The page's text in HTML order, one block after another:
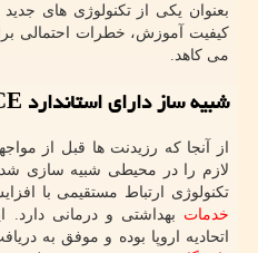
بعنوان یکی از تکنولوژی های
کیفیت آموزش، خطرات احتمالی
می کاهد.
شبیه ساز دارای استاندارد CE اتحادیه اروپا است
از آنجا که رزیدنت ها قبل از
لازم را در محیطی شبیه سازی
تکنولوژی ارتباط مستقیمی با
خدمات
اتحادیه اروپا بوده و موفق به